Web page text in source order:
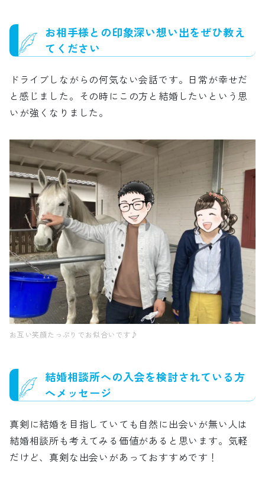
お相手様との印象深い想い出をぜひ教え
てください
ドライブしながらの何気ない会話です。日常が幸せだ
と感じました。その時にこの方と結婚したいという思
いが強くなりました。
お互い笑顔たっぷりでお似合いです♪
結婚相談所への入会を検討されている方
へメッセージ
真剣に結婚を目指していても自然に出会いが無い人は
結婚相談所も考えてみる価値があると思います。気軽
だけど、真剣な出会いがあっておすすめです！